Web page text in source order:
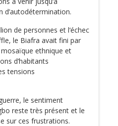
d’autodétermination.
de personnes et l‘échec
le Biafra avait fini par
ethnique et
d’habitants
tensions
le sentiment
reste très présent et le
sur ces frustrations.